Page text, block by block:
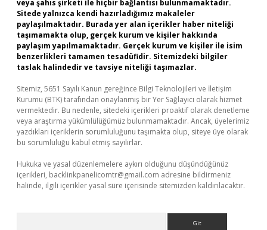
veya şahıs şirketi ile hiçbir bağlantısı bulunmamaktadır.
Sitede yalnızca kendi hazırladığımız makaleler
paylaşılmaktadır. Burada yer alan içerikler haber niteliği
taşımamakta olup, gerçek kurum ve kişiler hakkında
paylaşım yapılmamaktadır. Gerçek kurum ve kişiler ile isim
benzerlikleri tamamen tesadüfidir. Sitemizdeki bilgiler
taslak halindedir ve tavsiye niteliği taşımazlar.
Sitemiz, 5651 Sayılı Kanun gereğince Bilgi Teknolojileri ve İletişim
Kurumu (BTK) tarafından onaylanmış bir Yer Sağlayıcı olarak hizmet
vermektedir. Bu nedenle, sitedeki içerikleri proaktif olarak denetleme
veya araştırma yükümlülüğümüz bulunmamaktadır. Ancak, üyelerimiz
yazdıkları içeriklerin sorumluluğunu taşımakta olup, siteye üye olarak
bu sorumluluğu kabul etmiş sayılırlar.
Hukuka ve yasal düzenlemelere aykırı olduğunu düşündüğünüz
içerikleri, backlinkpanelicomtr@gmail.com adresine bildirmeniz
halinde, ilgili içerikler yasal süre içerisinde sitemizden kaldırılacaktır.